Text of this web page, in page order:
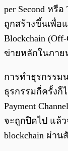
per Second หรื
ถูกสร้างขึ้นเพื่อ
Blockchain
ข่ายหลักในภาย
การทำธุรกรรม
ธุรกรรมกี่ครั้งก็
Payment
จะถูกปิดไป แล้
blockchain ผ่า